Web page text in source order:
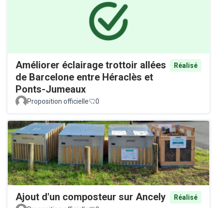
Améliorer éclairage trottoir allées
de Barcelone entre Héraclès et
Ponts-Jumeaux
Réalisé
Proposition officielle 0
Ajout d'un composteur sur Ancely
Réalisé